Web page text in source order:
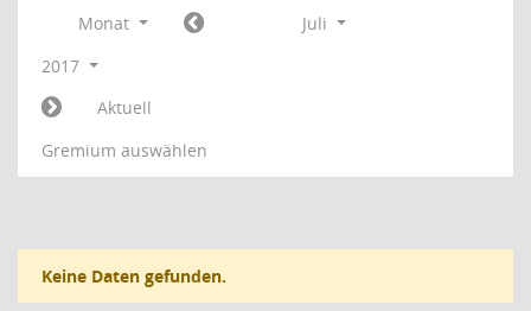
Monat
Juli
2017
Aktuell
Gremium auswählen
Keine Daten gefunden.